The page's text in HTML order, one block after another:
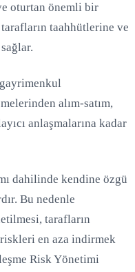
oturtan önemli bir
taahhütlerine ve
alım-satım,
anlaşmalarına kadar
dahilinde kendine özgü
Bu nedenle
tarafların
riskleri en aza indirmek
Risk Yönetimi